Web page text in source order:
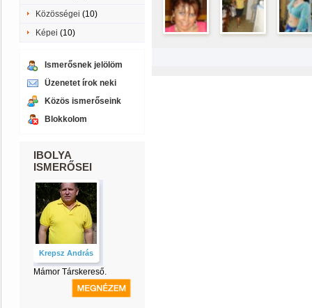
Közösségei (10)
Képei (10)
Ismerősnek jelölöm
Üzenetet írok neki
Közös ismerőseink
Blokkolom
IBOLYA
ISMERŐSEI
Krepsz András
Mámor Társkereső.